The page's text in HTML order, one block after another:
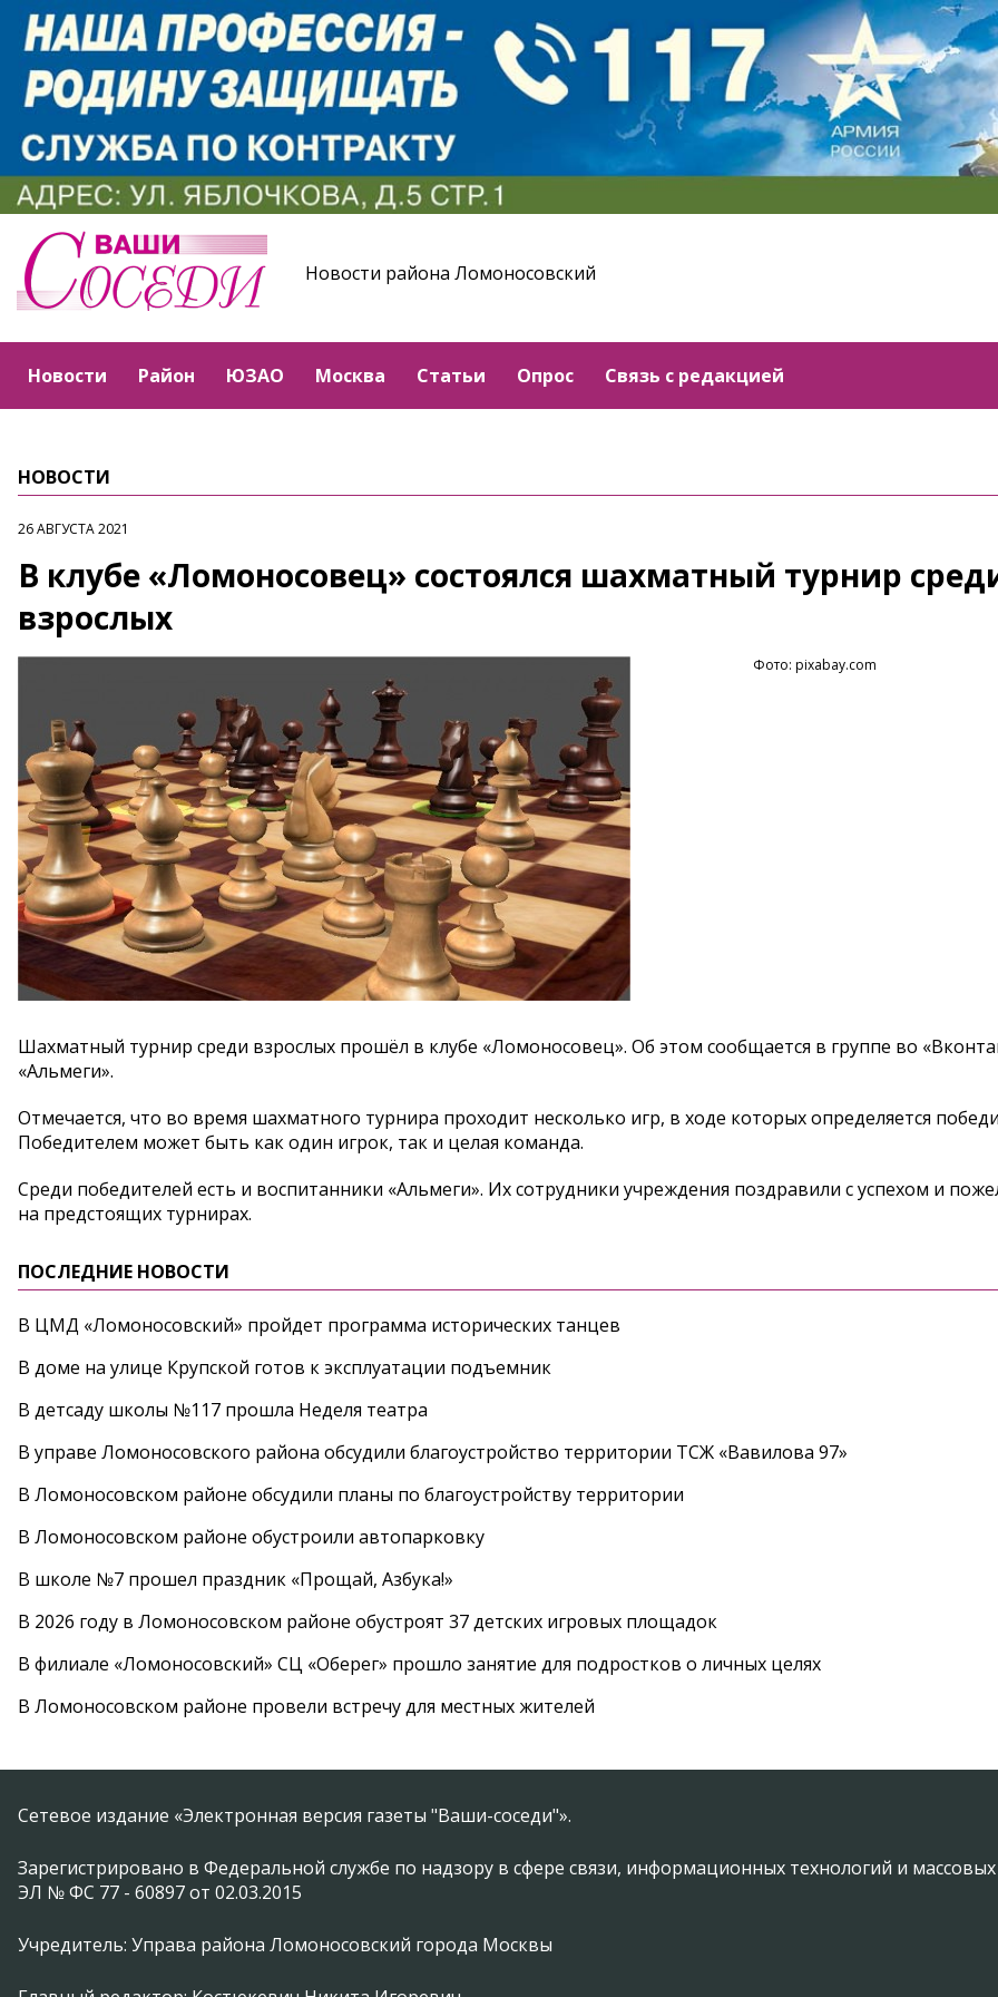
Новости района Ломоносовский
Новости Район ЮЗАО Москва Статьи Опрос Связь с редакцией
НОВОСТИ
26 АВГУСТА 2021
В клубе «Ломоносовец» состоялся шахматный турнир
взрослых
Фото: pixabay.com
Шахматный турнир среди взрослых прошёл в клубе «Ломоносовец». Об этом сообщается в группе во
«Альмеги».
Отмечается, что во время шахматного турнира проходит несколько игр, в ходе которых определяется
Победителем может быть как один игрок, так и целая команда.
Среди победителей есть и воспитанники «Альмеги». Их сотрудники учреждения поздравили с успехом и
на предстоящих турнирах.
ПОСЛЕДНИЕ НОВОСТИ
В ЦМД «Ломоносовский» пройдет программа исторических танцев
В доме на улице Крупской готов к эксплуатации подъемник
В детсаду школы №117 прошла Неделя театра
В управе Ломоносовского района обсудили благоустройство территории ТСЖ «Вавилова 97»
В Ломоносовском районе обсудили планы по благоустройству территории
В Ломоносовском районе обустроили автопарковку
В школе №7 прошел праздник «Прощай, Азбука!»
В 2026 году в Ломоносовском районе обустроят 37 детских игровых площадок
В филиале «Ломоносовский» СЦ «Оберег» прошло занятие для подростков о личных целях
В Ломоносовском районе провели встречу для местных жителей
Сетевое издание «Электронная версия газеты "Ваши-соседи"».
Зарегистрировано в Федеральной службе по надзору в сфере связи, информационных технологий и
ЭЛ № ФС 77 - 60897 от 02.03.2015
Учредитель: Управа района Ломоносовский города Москвы